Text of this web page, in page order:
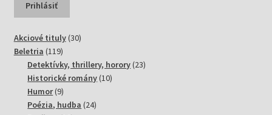
Akciové tituly 3030
Beletria 119119
produktov
Detektívky, thrillery, horory 2323
Historické romány 1010
Humor 99
produktov
Poézia, hudba 2424